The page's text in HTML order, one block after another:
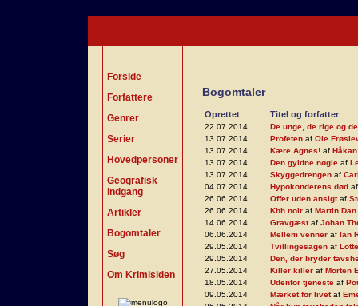
Forside
Forfattere
Genrer
Serier
Hovedpersoner
Geografisk
indgang
Artikler
Bogomtaler
Søg
Om Krimisiden
Bogomtaler
Oprettet Titel og forfatter
22.07.2014
De unge, de rige og
13.07.2014
Profeten af Ole
13.07.2014
Kære Agnes! af
13.07.2014
Den gyldne nøgle af
13.07.2014
Skyggedrengen af
04.07.2014
Hypokonderens død
26.06.2014
Offer uden ansigtaf
26.06.2014
Kbh noir af Martin Dan
14.06.2014
Gravgæstaf Johan
06.06.2014
Mellem venner af Ian
29.05.2014
Tvillingesagen af
29.05.2014
Den, der bryder
27.05.2014
Killer killer af Morten
18.05.2014
Udenfor tjeneste af
09.05.2014
Mærket for livetaf